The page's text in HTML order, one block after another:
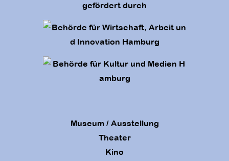
gefördert durch
Museum / Ausstellung
Theater
Kino